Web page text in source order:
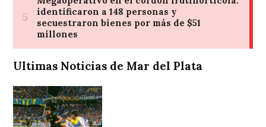
Ultimas Noticias de Mar del Plata